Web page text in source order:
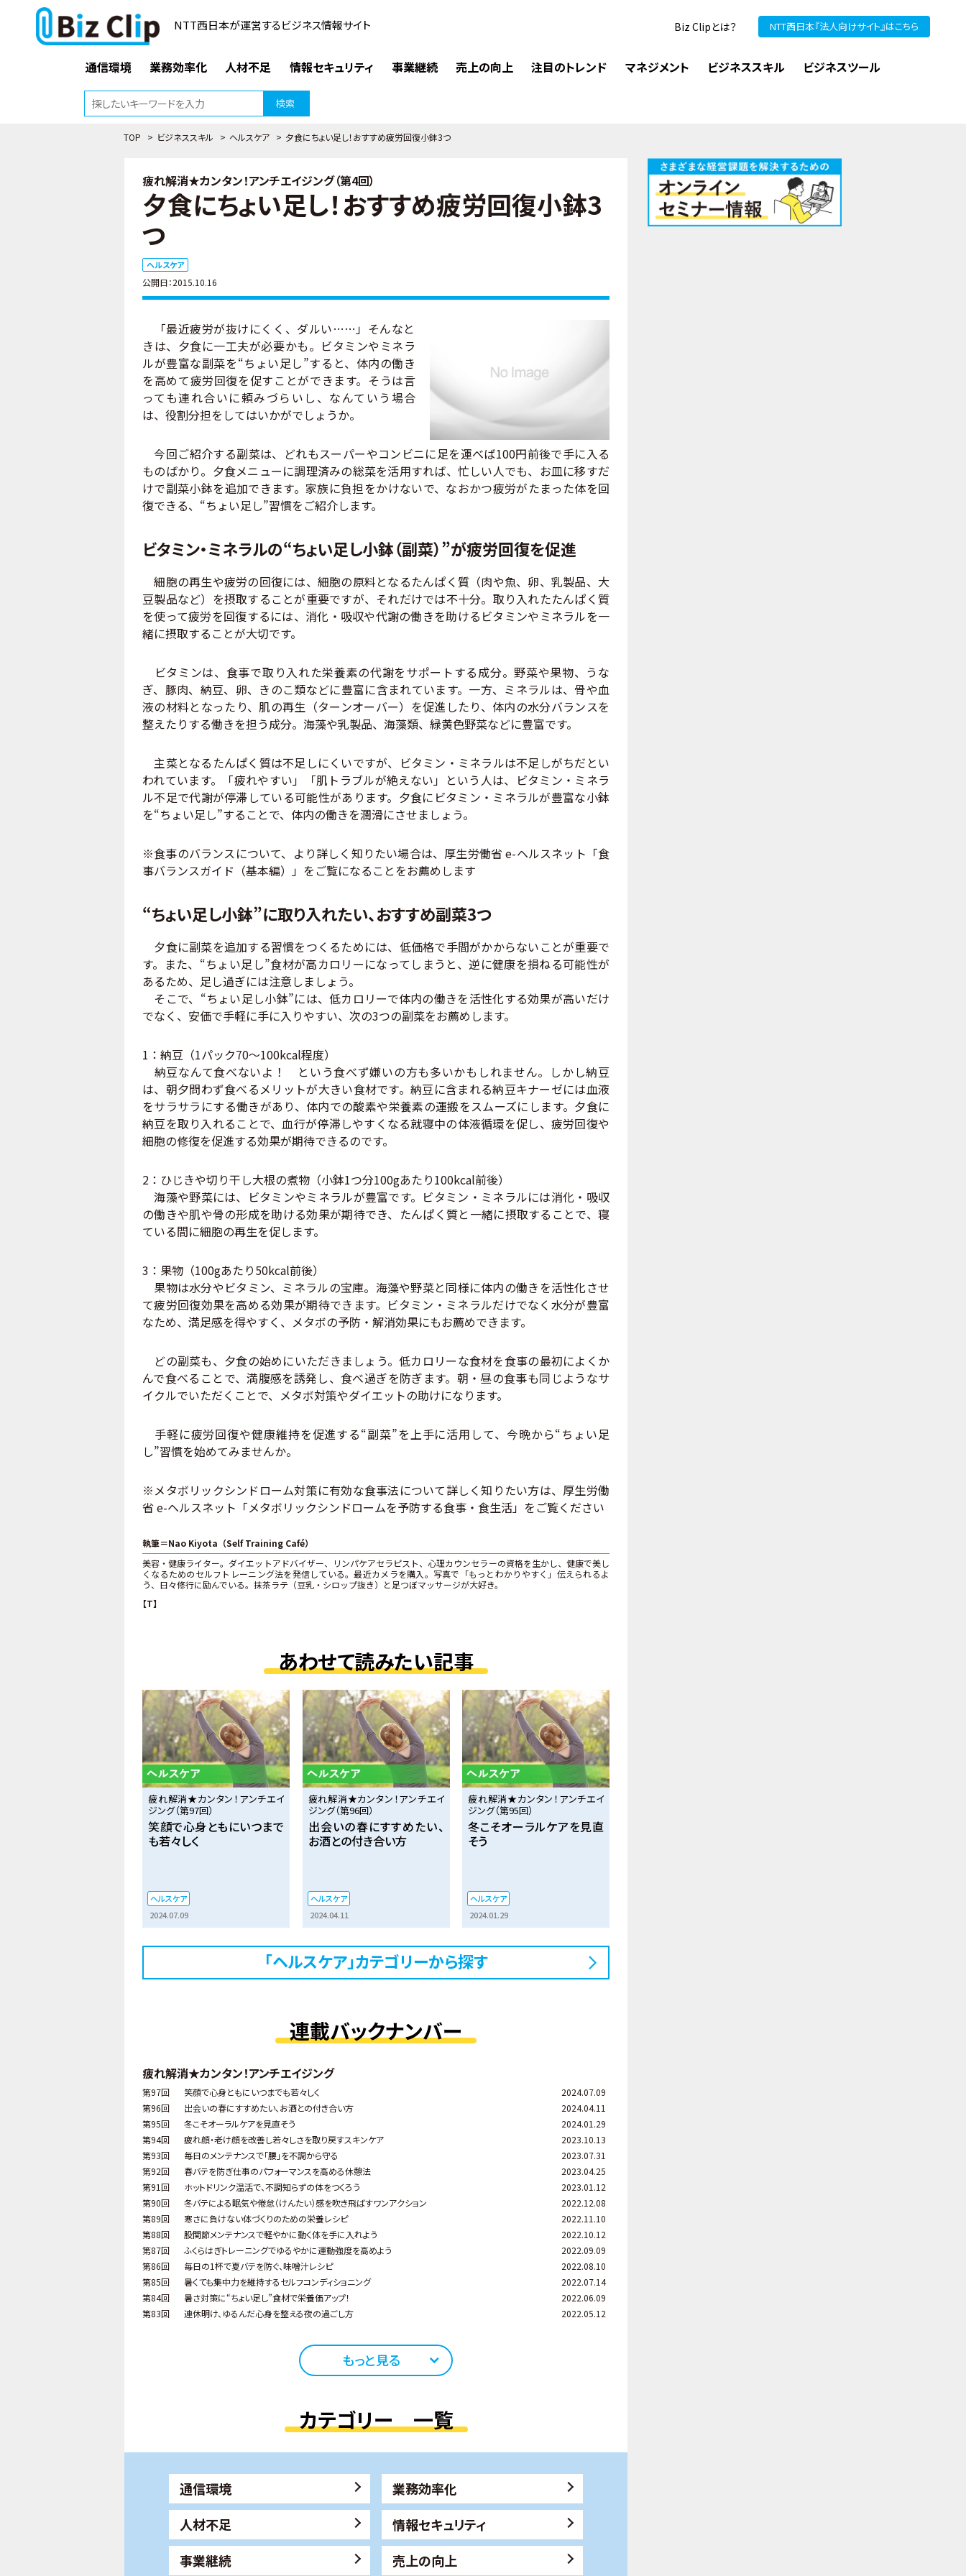
NTT西日本が運営するビジネス情報サイト Biz Clipとは？ NTT西日本『法人向けサイト』はこちら
通信環境 業務効率化 人材不足 情報セキュリティ 事業継続 売上の向上 注目のトレンド マネジメント ビジネススキル ビジネスツール
検索
TOP > ビジネススキル > ヘルスケア > 夕食にちょい足し！おすすめ疲労回復小鉢3つ
疲れ解消★カンタン！アンチエイジング（第4回）
夕食にちょい足し！おすすめ疲労回復小鉢3
つ
ヘルスケア
公開日：2015.10.16
「最近疲労が抜けにくく、ダルい……」そんなと
きは、夕食に一工夫が必要かも。ビタミンやミネラ
ルが豊富な副菜を“ちょい足し”すると、体内の働き
を高めて疲労回復を促すことができます。そうは言
っても連れ合いに頼みづらいし、なんていう場合
は、役割分担をしてはいかがでしょうか。
今回ご紹介する副菜は、どれもスーパーやコンビニに足を運べば100円前後で手に入る
ものばかり。夕食メニューに調理済みの総菜を活用すれば、忙しい人でも、お皿に移すだ
けで副菜小鉢を追加できます。家族に負担をかけないで、なおかつ疲労がたまった体を回
復できる、“ちょい足し”習慣をご紹介します。
ビタミン・ミネラルの“ちょい足し小鉢（副菜）”が疲労回復を促進
細胞の再生や疲労の回復には、細胞の原料となるたんぱく質（肉や魚、卵、乳製品、大
豆製品など）を摂取することが重要ですが、それだけでは不十分。取り入れたたんぱく質
を使って疲労を回復するには、消化・吸収や代謝の働きを助けるビタミンやミネラルを一
緒に摂取することが大切です。
ビタミンは、食事で取り入れた栄養素の代謝をサポートする成分。野菜や果物、うな
ぎ、豚肉、納豆、卵、きのこ類などに豊富に含まれています。一方、ミネラルは、骨や血
液の材料となったり、肌の再生（ターンオーバー）を促進したり、体内の水分バランスを
整えたりする働きを担う成分。海藻や乳製品、海藻類、緑黄色野菜などに豊富です。
主菜となるたんぱく質は不足しにくいですが、ビタミン・ミネラルは不足しがちだとい
われています。「疲れやすい」「肌トラブルが絶えない」という人は、ビタミン・ミネラ
ル不足で代謝が停滞している可能性があります。夕食にビタミン・ミネラルが豊富な小鉢
を“ちょい足し”することで、体内の働きを潤滑にさせましょう。
※食事のバランスについて、より詳しく知りたい場合は、厚生労働省 e-ヘルスネット「食
事バランスガイド（基本編）」をご覧になることをお薦めします
“ちょい足し小鉢”に取り入れたい、おすすめ副菜3つ
夕食に副菜を追加する習慣をつくるためには、低価格で手間がかからないことが重要で
す。また、“ちょい足し”食材が高カロリーになってしまうと、逆に健康を損ねる可能性が
あるため、足し過ぎには注意しましょう。
そこで、“ちょい足し小鉢”には、低カロリーで体内の働きを活性化する効果が高いだけ
でなく、安価で手軽に手に入りやすい、次の3つの副菜をお薦めします。
1：納豆（1パック70～100kcal程度）
納豆なんて食べないよ！ という食べず嫌いの方も多いかもしれません。しかし納豆
は、朝夕問わず食べるメリットが大きい食材です。納豆に含まれる納豆キナーゼには血液
をサラサラにする働きがあり、体内での酸素や栄養素の運搬をスムーズにします。夕食に
納豆を取り入れることで、血行が停滞しやすくなる就寝中の体液循環を促し、疲労回復や
細胞の修復を促進する効果が期待できるのです。
2：ひじきや切り干し大根の煮物（小鉢1つ分100gあたり100kcal前後）
海藻や野菜には、ビタミンやミネラルが豊富です。ビタミン・ミネラルには消化・吸収
の働きや肌や骨の形成を助ける効果が期待でき、たんぱく質と一緒に摂取することで、寝
ている間に細胞の再生を促します。
3：果物（100gあたり50kcal前後）
果物は水分やビタミン、ミネラルの宝庫。海藻や野菜と同様に体内の働きを活性化させ
て疲労回復効果を高める効果が期待できます。ビタミン・ミネラルだけでなく水分が豊富
なため、満足感を得やすく、メタボの予防・解消効果にもお薦めできます。
どの副菜も、夕食の始めにいただきましょう。低カロリーな食材を食事の最初によくか
んで食べることで、満腹感を誘発し、食べ過ぎを防ぎます。朝・昼の食事も同じようなサ
イクルでいただくことで、メタボ対策やダイエットの助けになります。
手軽に疲労回復や健康維持を促進する“副菜”を上手に活用して、今晩から“ちょい足
し”習慣を始めてみませんか。
※メタボリックシンドローム対策に有効な食事法について詳しく知りたい方は、厚生労働
省 e-ヘルスネット「メタボリックシンドロームを予防する食事・食生活」をご覧ください
執筆＝Nao Kiyota（Self Training Café）
美容・健康ライター。ダイエットアドバイザー、リンパケアセラピスト、心理カウンセラーの資格を生かし、健康で美し
くなるためのセルフトレーニング法を発信している。最近カメラを購入。写真で「もっとわかりやすく」伝えられるよ
う、日々修行に励んでいる。抹茶ラテ（豆乳・シロップ抜き）と足つぼマッサージが大好き。
【T】
あわせて読みたい記事
疲れ解消★カンタン！アンチエイ
ジング（第97回）
笑顔で心身ともにいつまで
も若々しく
ヘルスケア
2024.07.09
疲れ解消★カンタン！アンチエイ
ジング（第96回）
出会いの春にすすめたい、
お酒との付き合い方
ヘルスケア
2024.04.11
疲れ解消★カンタン！アンチエイ
ジング（第95回）
冬こそオーラルケアを見直
そう
ヘルスケア
2024.01.29
「ヘルスケア」カテゴリーから探す
連載バックナンバー
疲れ解消★カンタン！アンチエイジング
第97回 笑顔で心身ともにいつまでも若々しく
2024.07.09
第96回
出会いの春にすすめたい、お酒との付き合い方
2024.04.11
第95回
冬こそオーラルケアを見直そう
2024.01.29
第94回
疲れ顔・老け顔を改善し若々しさを取り戻すスキンケア
2023.10.13
第93回
毎日のメンテナンスで「腰」を不調から守る
2023.07.31
第92回
春バテを防ぎ仕事のパフォーマンスを高める休憩法
2023.04.25
第91回
ホットドリンク温活で、不調知らずの体をつくろう
2023.01.12
第90回
冬バテによる眠気や倦怠（けんたい）感を吹き飛ばすワンアクション
2022.12.08
第89回
寒さに負けない体づくりのための栄養レシピ
2022.11.10
第88回
股関節メンテナンスで軽やかに動く体を手に入れよう
2022.10.12
第87回
ふくらはぎトレーニングでゆるやかに運動強度を高めよう
2022.09.09
第86回
毎日の1杯で夏バテを防ぐ、味噌汁レシピ
2022.08.10
第85回
暑くても集中力を維持するセルフコンディショニング
2022.07.14
第84回
暑さ対策に“ちょい足し”食材で栄養価アップ！
2022.06.09
第83回
連休明け、ゆるんだ心身を整える夜の過ごし方 2022.05.12
もっと見る
カテゴリー 一覧
通信環境
業務効率化
人材不足
情報セキュリティ
事業継続
売上の向上